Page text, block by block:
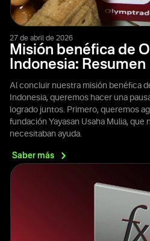
27 de abril de 2026
Misión benéfica de
Indonesia: Resumen
Al concluir nuestra misión benéfica
Indonesia, queremos hacer una
logrado juntos. Primero, queremos
fundación Yayasan Usaha Mulia,
necesitaban ayuda.
Sabermás